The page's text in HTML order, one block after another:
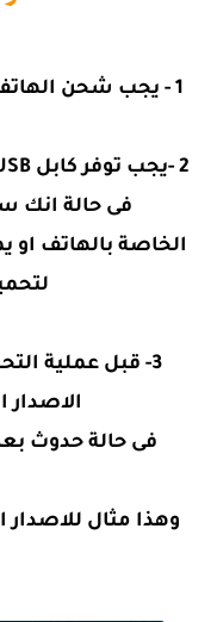
1 - يجب شحن الهاتف جيدأ قبل بدء عملية التفليش
فى حالة انك
3- قبل عملية
الاصدار
فى حالة حدوث
وهذا مثال للاصدار